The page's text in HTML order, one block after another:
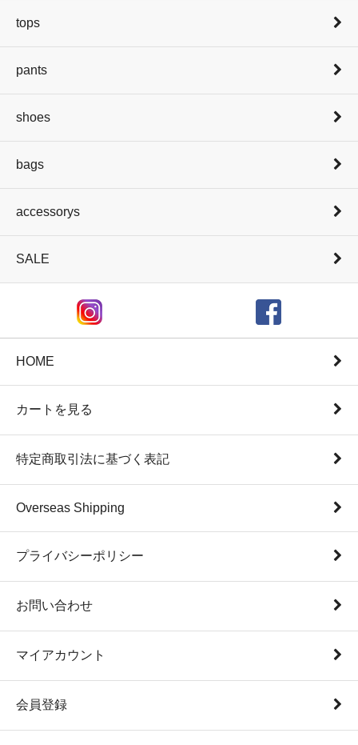
tops
pants
shoes
bags
accessorys
SALE
HOME
カートを見る
特定商取引法に基づく表記
Overseas Shipping
プライバシーポリシー
お問い合わせ
マイアカウント
会員登録